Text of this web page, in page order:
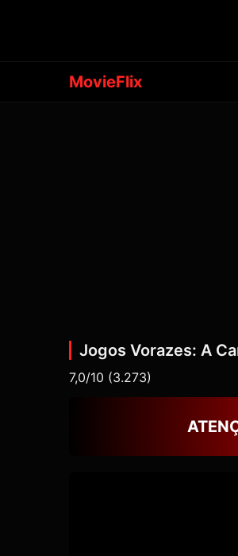
MovieFlix
Jogos Vorazes: A
7,0/10 (3.273)